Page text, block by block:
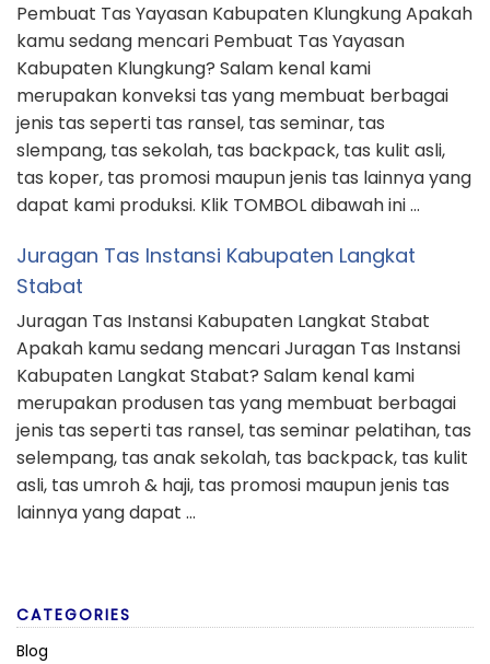
Pembuat Tas Yayasan Kabupaten Klungkung Apakah
kamu sedang mencari Pembuat Tas Yayasan
Kabupaten Klungkung? Salam kenal kami
merupakan konveksi tas yang membuat berbagai
jenis tas seperti tas ransel, tas seminar, tas
slempang, tas sekolah, tas backpack, tas kulit asli,
tas koper, tas promosi maupun jenis tas lainnya yang
dapat kami produksi. Klik TOMBOL dibawah ini …
Juragan Tas Instansi Kabupaten Langkat
Stabat
Juragan Tas Instansi Kabupaten Langkat Stabat
Apakah kamu sedang mencari Juragan Tas Instansi
Kabupaten Langkat Stabat? Salam kenal kami
merupakan produsen tas yang membuat berbagai
jenis tas seperti tas ransel, tas seminar pelatihan, tas
selempang, tas anak sekolah, tas backpack, tas kulit
asli, tas umroh & haji, tas promosi maupun jenis tas
lainnya yang dapat …
CATEGORIES
Blog